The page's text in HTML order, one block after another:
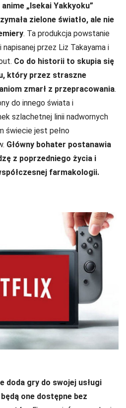
„Isekai Yakkyoku”
zielone światło, ale nie
. Ta produkcja powstanie
przez Liz Takayama i
Co do historii to skupia się
który przez straszne
zmarł z przepracowania.
do innego świata i
szlachetnej linii nadwornych
świecie jest pełno
Główny bohater postanawia
z poprzedniego życia i
farmakologii.
doda gry do swojej usługi
one dostępne bez